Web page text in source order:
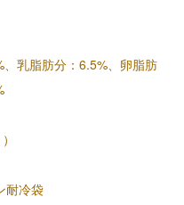
乳脂肪分：6.5%、卵脂肪
耐冷袋